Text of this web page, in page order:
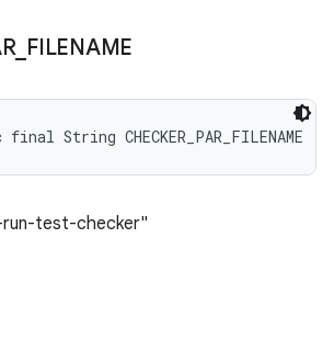
_ FILENAME
String CHECKER_PAR_FILENAME
test-checker"